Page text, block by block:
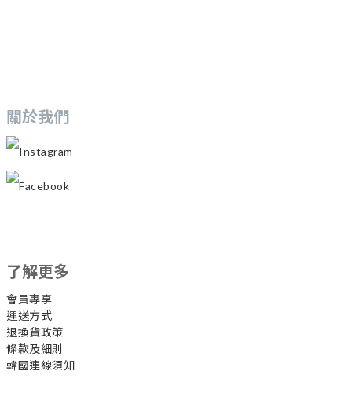
關於我們
Instagram
Facebook
了解更多
會員專享
運送方式
退換貨政策
條款及細則
韓國連線須知